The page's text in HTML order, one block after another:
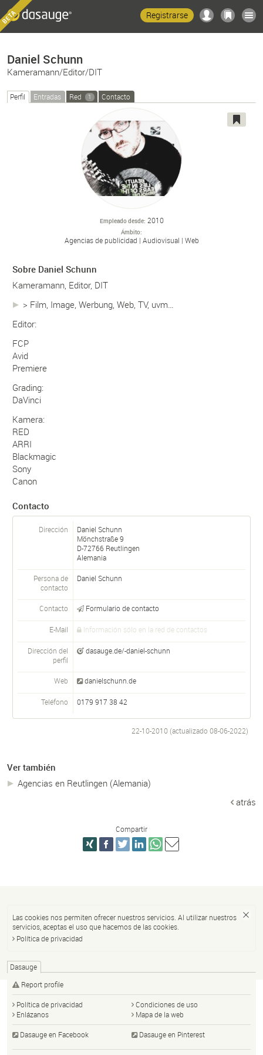
Registrarse
Daniel Schunn
Kameramann/Editor/DIT
Perfil Entradas Red 1 Contacto
Empleado desde 2010
Ámbito
Agencias de publicidad Audiovisual Web
Sobre Daniel Schunn
Kameramann, Editor, DIT
> Film, Image, Werbung, Web, TV, uvm…
Editor:
FCP
Avid
Premiere
Grading:
DaVinci
Kamera:
RED
ARRI
Blackmagic
Sony
Canon
Contacto
Dirección
Daniel Schunn
Mönchstraße 9
D-72766 Reutlingen
Alemania
Persona de
contacto
Daniel Schunn
Contacto Formulario de contacto
E-Mail Información sólo en la red de contactos
Dirección del
perfil
dasauge.de/-daniel-schunn
Web danielschunn.de
Teléfono 0179 917 38 42
22-10-2010 (actualizado 08-06-2022)
Ver también
Agencias en Reutlingen (Alemania)
atrás
Compartir
Las cookies nos permiten ofrecer nuestros servicios. Al utilizar nuestros
servicios, aceptas el uso que hacemos de las cookies.
Política de privacidad
Dasauge
Report profile
Política de privacidad
Condiciones de uso
Enlázanos
Mapa de la web
Dasauge en Facebook Dasauge en Pinterest